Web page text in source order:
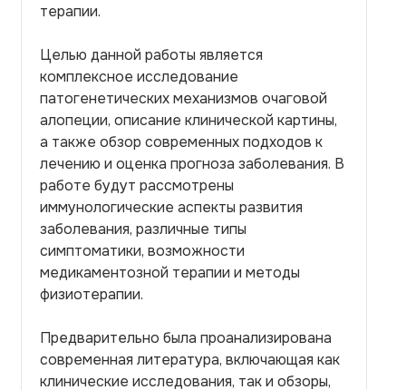
терапии.
Целью данной работы является
комплексное исследование
патогенетических механизмов очаговой
алопеции, описание клинической картины,
а также обзор современных подходов к
лечению и оценка прогноза заболевания. В
работе будут рассмотрены
иммунологические аспекты развития
заболевания, различные типы
симптоматики, возможности
медикаментозной терапии и методы
физиотерапии.
Предварительно была проанализирована
современная литература, включающая как
клинические исследования, так и обзоры,